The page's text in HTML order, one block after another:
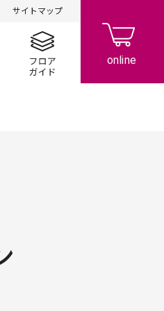
サイトマップ
サービスガイドフロアガイド